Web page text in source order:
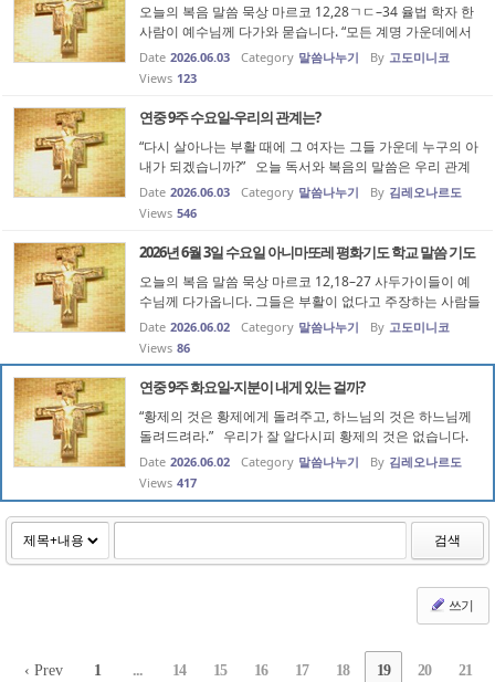
오늘의 복음 말씀 묵상 마르코 12,28ㄱㄷ–34 율법 학자 한
사람이 예수님께 다가와 묻습니다. “모든 계명 가운데에서
첫째가는 계명은 무엇입니까?” 예수님께서는 먼저 “이스라
엘아, 들어라. 주 우리 하느님은 한 분이신 주님이시다. 그러
Date 2026.06.03 Category 말씀나누기 By 고도미니코
Views 123
연중 9주 수요일-우리의 관계는?
“다시 살아나는 부활 때에 그 여자는 그들 가운데 누구의 아
내가 되겠습니까?” 오늘 독서와 복음의 말씀은 우리 관계
를 생각하게 합니다. 지금 우리의 관계는 어떻고 미래 우리
관계는 어떠해야 하는지 말입니다. 그리고 지금 우리의 관
Date 2026.06.03 Category 말씀나누기 By 김레오나르도
Views 546
2026년 6월 3일 수요일 아니마또레 평화기도 학교 말씀 기도
오늘의 복음 말씀 묵상 마르코 12,18–27 사두가이들이 예
수님께 다가옵니다. 그들은 부활이 없다고 주장하는 사람들
이었습니다. 그들은 한 여인이 차례로 일곱 형제의 아내가
된 경우를 들어 부활 때에 그 여인이 누구의 아내가 되겠느
냐고 묻습니다. 겉으로...
Date 2026.06.02 Category 말씀나누기 By 고도미니코
Views 86
연중 9주 화요일-지분이 내게 있는 걸까?
“황제의 것은 황제에게 돌려주고, 하느님의 것은 하느님께
돌려드려라.” 우리가 잘 알다시피 황제의 것은 없습니다.
자기 것으로 생각하는 황제가 있을 뿐이고, 그렇게 생각하
는 황제에게 자기 것이 있을 뿐입니다. 우리 신앙인에겐 선
이란 다 하느님의 것...
Date 2026.06.02 Category 말씀나누기 By 김레오나르도
Views 417
검색
쓰기
‹ Prev 1 ... 14 15 16 17 18 19 20 21